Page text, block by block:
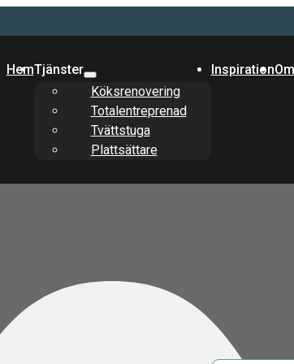
HemTjänster
Köksrenovering
Totalentreprenad
Tvättstuga
Plattsättare
Inspiration